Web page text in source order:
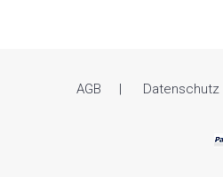
AGB Datenschutz